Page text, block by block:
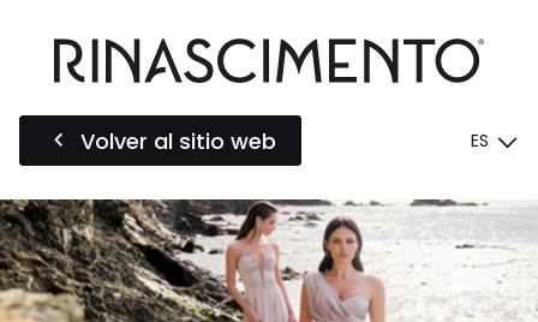
Volver al sitio web ES